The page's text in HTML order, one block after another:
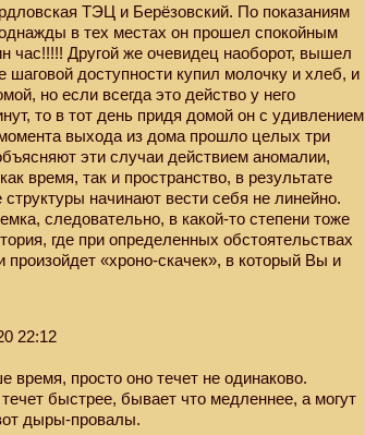
ТЭЦ и Берёзовский. По показаниям
в тех местах он прошел спокойным
час!!!!! Другой же очевидец наоборот, вышел
шаговой доступности купил молочку и хлеб, и
но если всегда это действо у него
то в тот день придя домой он с удивлением
выхода из дома прошло целых три
эти случаи действием аномалии,
время, так и пространство, в результате
структуры начинают вести себя не линейно.
следовательно, в какой-то степени тоже
где при определенных обстоятельствах
произойдет «хроно-скачек», в который Вы и
22:12
время, просто оно течет не одинаково.
быстрее, бывает что медленнее, а могут
дыры-провалы.